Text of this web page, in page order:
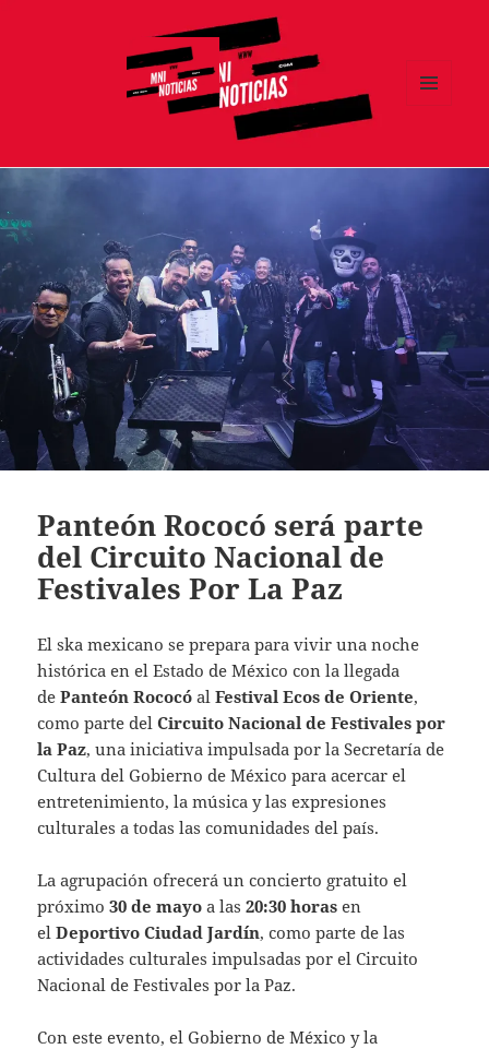
Panteón Rococó será parte
del Circuito Nacional de
Festivales Por La Paz
El ska mexicano se prepara para vivir una noche
histórica en el Estado de México con la llegada
dePanteón RococóalFestival Ecos de Oriente,
como parte delCircuito Nacional de Festivales por
la Paz, una iniciativa impulsada por la Secretaría de
Cultura del Gobierno de México para acercar el
entretenimiento, la música y las expresiones
culturales a todas las comunidades del país.
La agrupación ofrecerá un concierto gratuito el
próximo30 de mayo a las20:30 horasen
elDeportivo Ciudad Jardín, como parte de las
actividades culturales impulsadas por el Circuito
Nacional de Festivales por la Paz.
Con este evento, el Gobierno de México y la